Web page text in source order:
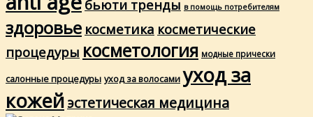
бьюти тренды в помощь потребителям
здоровье косметика косметические
процедуры косметология модные прически
салонные процедуры уход за волосами уход за
кожейэстетическая медицина